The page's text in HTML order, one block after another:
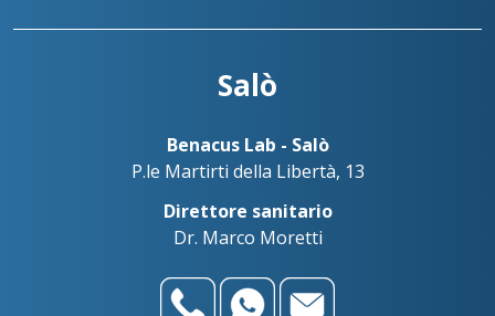
Salò
Benacus Lab - Salò
P.le Martirti della Libertà, 13
Direttore sanitario
Dr. Marco Moretti